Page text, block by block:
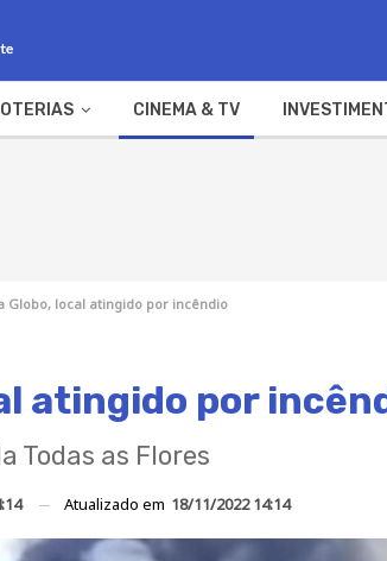
CINEMA & TV
Globo, local atingido por incêndio
atingido por
Todas as Flores
Atualizado em 18/11/2022 14:14